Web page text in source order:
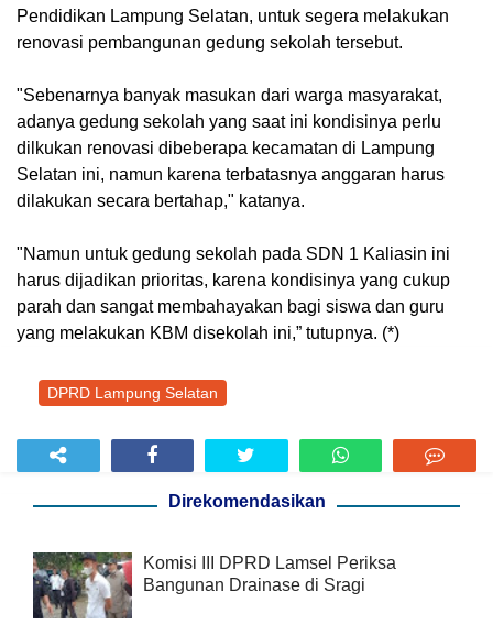
Pendidikan Lampung Selatan, untuk segera melakukan
renovasi pembangunan gedung sekolah tersebut.
"Sebenarnya banyak masukan dari warga masyarakat,
adanya gedung sekolah yang saat ini kondisinya perlu
dilkukan renovasi dibeberapa kecamatan di Lampung
Selatan ini, namun karena terbatasnya anggaran harus
dilakukan secara bertahap," katanya.
"Namun untuk gedung sekolah pada SDN 1 Kaliasin ini
harus dijadikan prioritas, karena kondisinya yang cukup
parah dan sangat membahayakan bagi siswa dan guru
yang melakukan KBM disekolah ini,” tutupnya. (*)
DPRD Lampung Selatan
Direkomendasikan
Komisi III DPRD Lamsel Periksa
Bangunan Drainase di Sragi